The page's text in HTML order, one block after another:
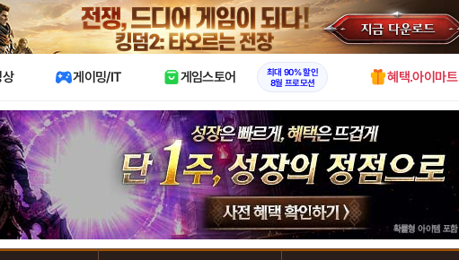
X
게이밍/IT 게임스토어
최대 90% 할인
8월 프로모션
혜택.아이마트